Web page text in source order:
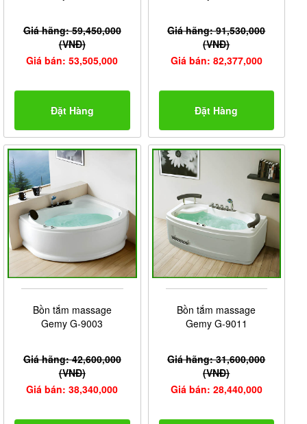
Giá hãng: 59,450,000
(VNĐ)
Giá bán: 53,505,000
Đặt Hàng
Giá hãng: 91,530,000
(VNĐ)
Giá bán: 82,377,000
Đặt Hàng
Bồn tắm massage
Gemy G-9003
Giá hãng: 42,600,000
(VNĐ)
Giá bán: 38,340,000
Bồn tắm massage
Gemy G-9011
Giá hãng: 31,600,000
(VNĐ)
Giá bán: 28,440,000